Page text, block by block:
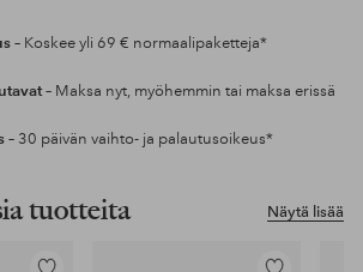
– Koskee yli 69 € normaalipaketteja*
– Maksa nyt, myöhemmin tai maksa erissä
– 30 päivän vaihto- ja palautusoikeus*
Näytä lisää
tuotteita